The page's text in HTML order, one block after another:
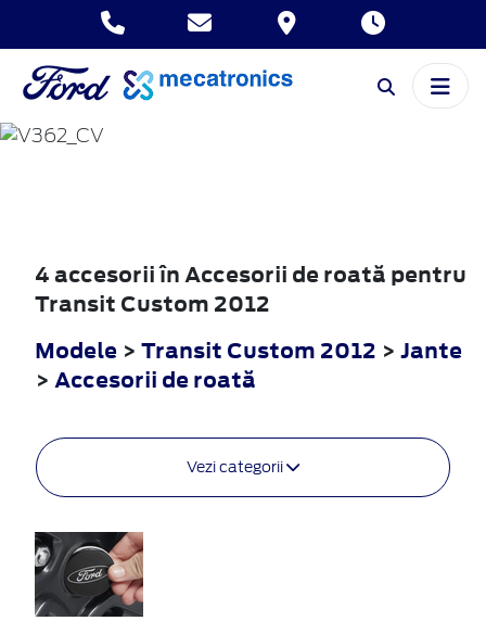
TRANSIT
CUSTOM
4 accesorii în Accesorii de roată pentru
Transit Custom 2012
Modele > Transit Custom 2012 > Jante
> Accesorii de roată
Vezi categorii